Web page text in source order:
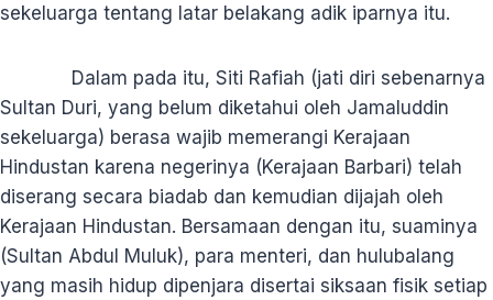
sekeluarga tentang latar belakang adik iparnya itu.
Dalam pada itu, Siti Rafiah (jati diri sebenarnya
Sultan Duri, yang belum diketahui oleh Jamaluddin
sekeluarga) berasa wajib memerangi Kerajaan
Hindustan karena negerinya (Kerajaan Barbari) telah
diserang secara biadab dan kemudian dijajah oleh
Kerajaan Hindustan. Bersamaan dengan itu, suaminya
(Sultan Abdul Muluk), para menteri, dan hulubalang
yang masih hidup dipenjara disertai siksaan fisik setiap